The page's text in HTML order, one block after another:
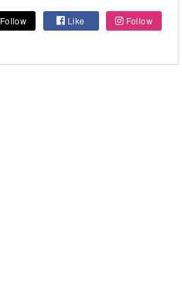
Follow Like Follow